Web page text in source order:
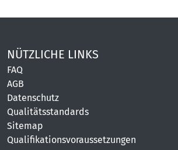
NÜTZLICHE LINKS
FAQ
AGB
Datenschutz
Qualitätsstandards
Sitemap
Qualifikationsvoraussetzungen